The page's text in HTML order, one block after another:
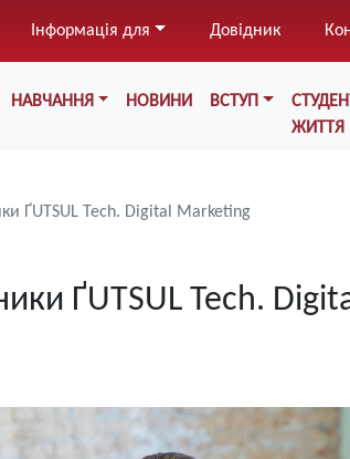
до
основного
вмісту
Інформація для Довідник
Меню у хедері
НАВЧАННЯ НОВИНИ ВСТУП
ЖИТТЯ
ҐUTSUL Tech. Digital Marketing
ҐUTSUL Tech.